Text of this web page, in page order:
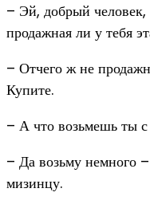
– Эй, добрый
продажная ли у тебя
– Отчего ж не
Купите.
– А что возьмешь ты с
– Да возьму немного
мизинцу.